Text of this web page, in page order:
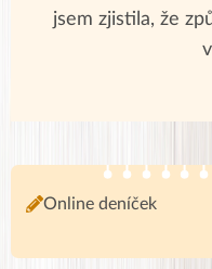
jsem zjistila, že
Online deníček